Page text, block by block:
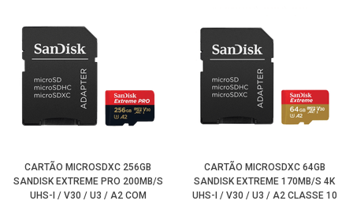
CARTÃO MICROSDXC 256GB
SANDISK EXTREME PRO 200MB/S
UHS-I / V30 / U3 / A2 COM
CARTÃO MICROSDXC 64GB
SANDISK EXTREME 170MB/S 4K
UHS-I / V30 / U3 / A2 CLASSE 10